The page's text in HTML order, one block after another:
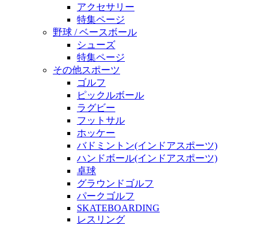
アクセサリー
特集ページ
野球 / ベースボール
シューズ
特集ページ
その他スポーツ
ゴルフ
ピックルボール
ラグビー
フットサル
ホッケー
バドミントン(インドアスポーツ)
ハンドボール(インドアスポーツ)
卓球
グラウンドゴルフ
パークゴルフ
SKATEBOARDING
レスリング